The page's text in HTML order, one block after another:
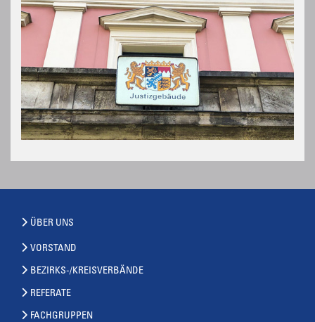
ÜBER UNS
VORSTAND
BEZIRKS-/KREISVERBÄNDE
REFERATE
FACHGRUPPEN